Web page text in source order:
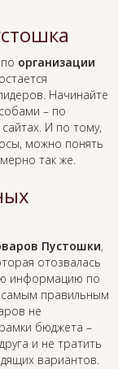
организации
Начинайте
– по
И по тому,
можно понять
так же.
Пустошки,
отозвалась
информацию по
правильным
не
бюджета –
и не тратить
вариантов.